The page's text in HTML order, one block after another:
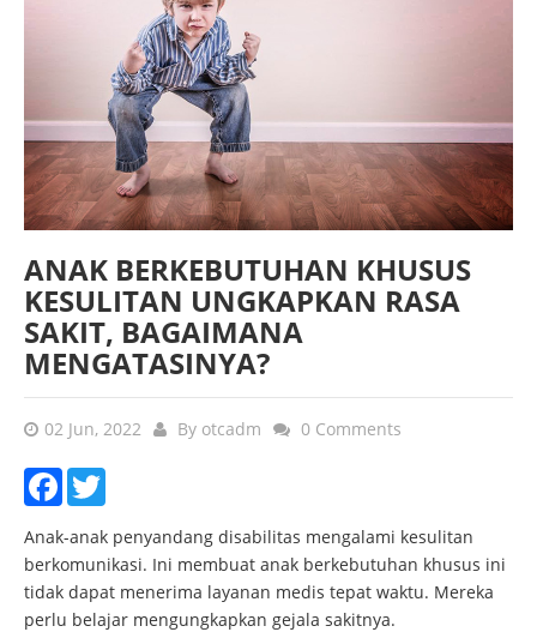
ANAK BERKEBUTUHAN KHUSUS
KESULITAN UNGKAPKAN RASA
SAKIT, BAGAIMANA
MENGATASINYA?
02 Jun, 2022 By otcadm 0 Comments
Facebook
Anak-anak penyandang disabilitas mengalami kesulitan
berkomunikasi. Ini membuat anak berkebutuhan khusus ini
tidak dapat menerima layanan medis tepat waktu. Mereka
perlu belajar mengungkapkan gejala sakitnya.